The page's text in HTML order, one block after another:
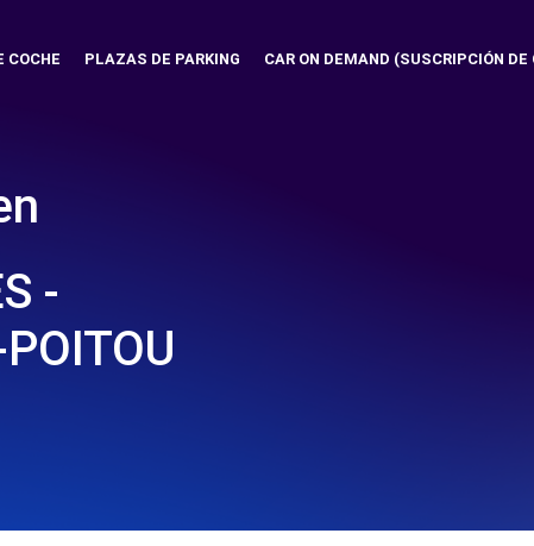
COCHE PLAZAS DE PARKING CAR ON DEMAND (SUSCRIPCIÓN DE
-